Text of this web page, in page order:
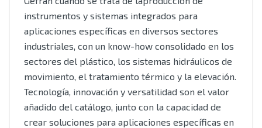
instrumentos y sistemas integrados para
aplicaciones específicas en diversos sectores
industriales, con un know-how consolidado en los
sectores del plástico, los sistemas hidráulicos de
movimiento, el tratamiento térmico y la elevación.
Tecnología, innovación y versatilidad son el valor
añadido del catálogo, junto con la capacidad de
crear soluciones para aplicaciones específicas en